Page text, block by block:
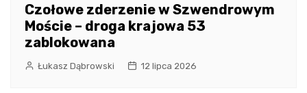
Czołowe zderzenie w Szwendrowym
Moście – droga krajowa 53
zablokowana
Łukasz Dąbrowski 12 lipca 2026